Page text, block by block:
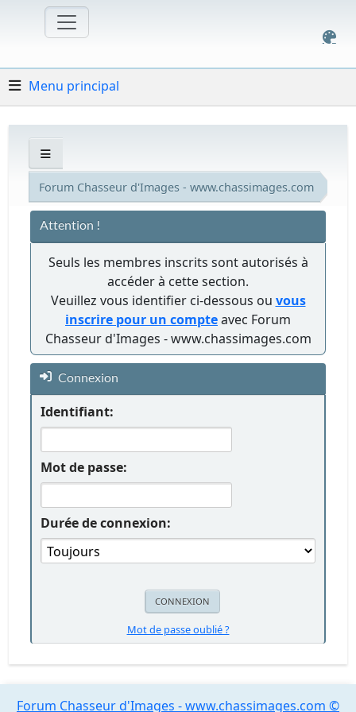
Menu principal
Forum Chasseur d'Images - www.chassimages.com
Attention !
Seuls les membres inscrits sont autorisés à
accéder à cette section.
Veuillez vous identifier ci-dessous ou vous
inscrire pour un compteavec Forum
Chasseur d'Images - www.chassimages.com
Connexion
Identifiant:
Mot de passe:
Durée de connexion:
Mot de passe oublié ?
Forum Chasseur d'Images - www.chassimages.com ©